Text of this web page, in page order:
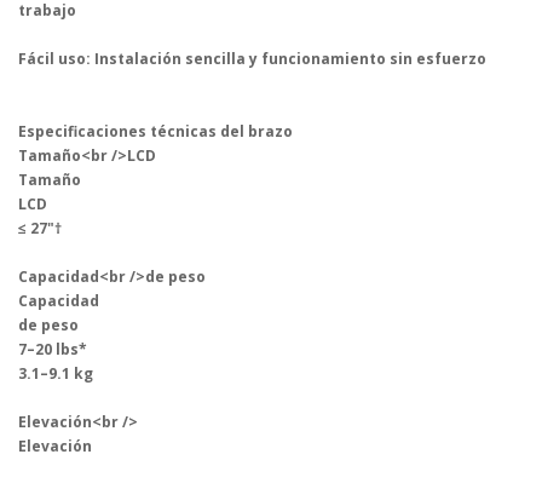
trabajo
Fácil uso: Instalación sencilla y funcionamiento sin esfuerzo
Especificaciones técnicas del brazo
Tamaño<br />LCD
Tamaño
LCD
≤ 27"†
Capacidad<br />de peso
Capacidad
de peso
7–20 lbs*
3.1–9.1 kg
Elevación<br />
Elevación